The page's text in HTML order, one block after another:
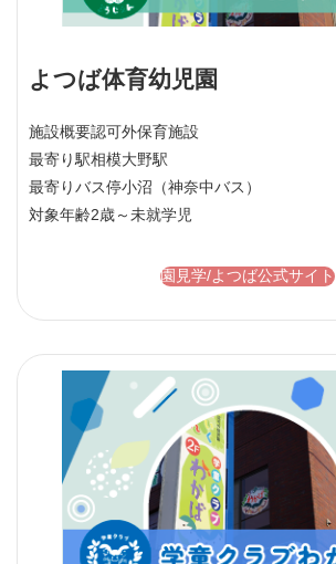
よつば体育幼児園
施設概要認可外保育施設
最寄り駅相模大野駅
最寄りバス停小沼（神奈中バス）
対象年齢2歳～未就学児
園見学/よつば公式サイト